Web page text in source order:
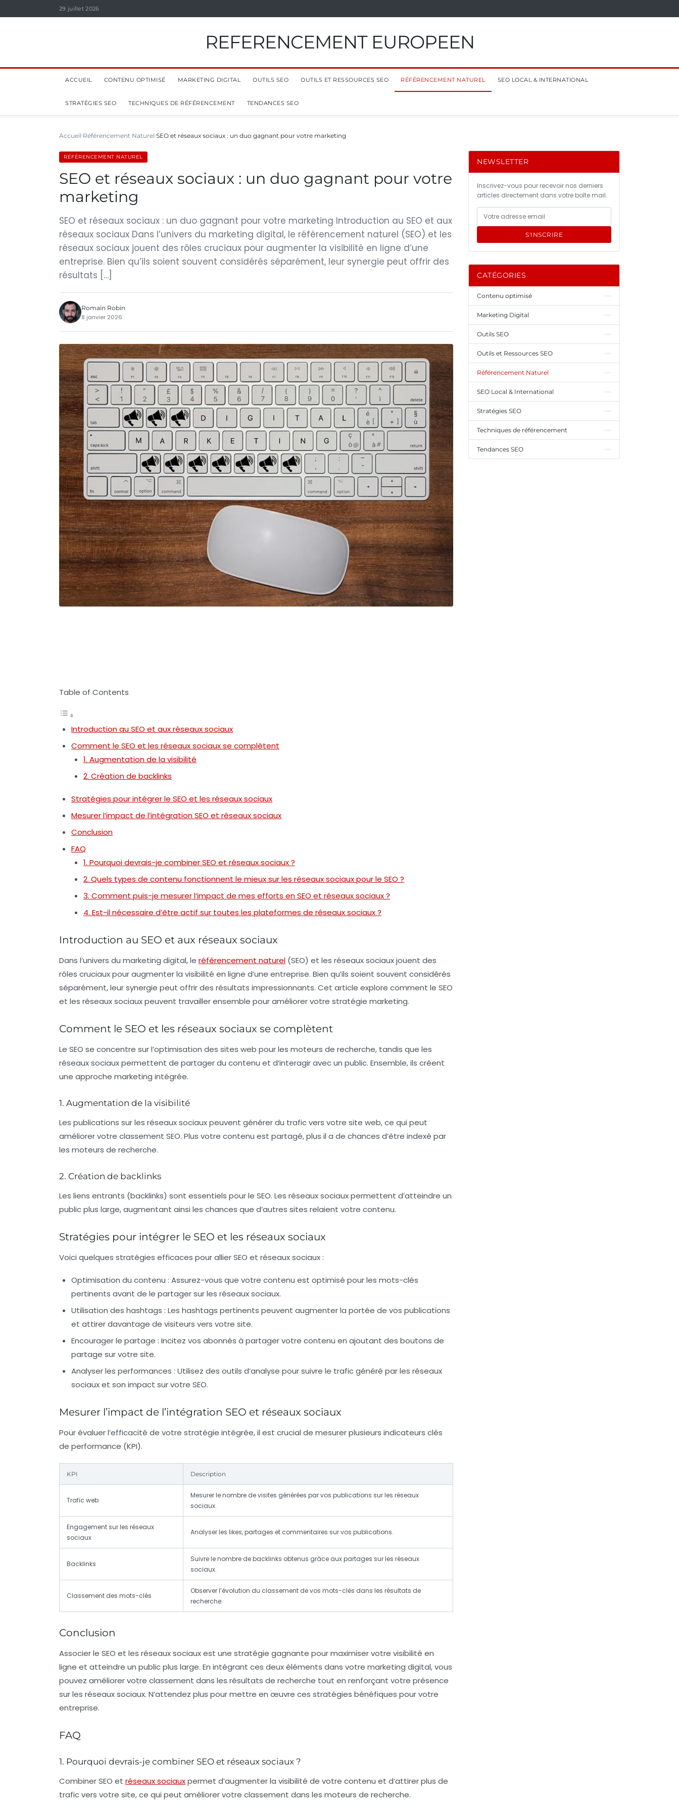
29 juillet 2026
REFERENCEMENT EUROPEEN
ACCUEIL CONTENU OPTIMISÉ MARKETING DIGITAL OUTILS SEO OUTILS ET RESSOURCES SEO RÉFÉRENCEMENT NATUREL SEO LOCAL & INTERNATIONAL
STRATÉGIES SEO TECHNIQUES DE RÉFÉRENCEMENT TENDANCES SEO
Accueil Référencement Naturel SEO et réseaux sociaux : un duo gagnant pour votre marketing
RÉFÉRENCEMENT NATUREL
SEO et réseaux sociaux : un duo gagnant pour votre
marketing
SEO et réseaux sociaux : un duo gagnant pour votre marketing Introduction au SEO et aux
réseaux sociaux Dans l’univers du marketing digital, le référencement naturel (SEO) et les
réseaux sociaux jouent des rôles cruciaux pour augmenter la visibilité en ligne d’une
entreprise. Bien qu’ils soient souvent considérés séparément, leur synergie peut offrir des
résultats […]
Romain Robin
8 janvier 2026
Table of Contents
Introduction au SEO et aux réseaux sociaux
Comment le SEO et les réseaux sociaux se complètent
1. Augmentation de la visibilité
2. Création de backlinks
Stratégies pour intégrer le SEO et les réseaux sociaux
Mesurer l’impact de l’intégration SEO et réseaux sociaux
Conclusion
FAQ
1. Pourquoi devrais-je combiner SEO et réseaux sociaux ?
2. Quels types de contenu fonctionnent le mieux sur les réseaux sociaux pour le SEO ?
3. Comment puis-je mesurer l’impact de mes efforts en SEO et réseaux sociaux ?
4. Est-il nécessaire d’être actif sur toutes les plateformes de réseaux sociaux ?
Introduction au SEO et aux réseaux sociaux
Dans l’univers du marketing digital, le référencement naturel (SEO) et les réseaux sociaux jouent des
rôles cruciaux pour augmenter la visibilité en ligne d’une entreprise. Bien qu’ils soient souvent considérés
séparément, leur synergie peut offrir des résultats impressionnants. Cet article explore comment le SEO
et les réseaux sociaux peuvent travailler ensemble pour améliorer votre stratégie marketing.
Comment le SEO et les réseaux sociaux se complètent
Le SEO se concentre sur l’optimisation des sites web pour les moteurs de recherche, tandis que les
réseaux sociaux permettent de partager du contenu et d’interagir avec un public. Ensemble, ils créent
une approche marketing intégrée.
1. Augmentation de la visibilité
Les publications sur les réseaux sociaux peuvent générer du trafic vers votre site web, ce qui peut
améliorer votre classement SEO. Plus votre contenu est partagé, plus il a de chances d’être indexé par
les moteurs de recherche.
2. Création de backlinks
Les liens entrants (backlinks) sont essentiels pour le SEO. Les réseaux sociaux permettent d’atteindre un
public plus large, augmentant ainsi les chances que d’autres sites relaient votre contenu.
Stratégies pour intégrer le SEO et les réseaux sociaux
Voici quelques stratégies efficaces pour allier SEO et réseaux sociaux :
Optimisation du contenu : Assurez-vous que votre contenu est optimisé pour les mots-clés
pertinents avant de le partager sur les réseaux sociaux.
Utilisation des hashtags : Les hashtags pertinents peuvent augmenter la portée de vos publications
et attirer davantage de visiteurs vers votre site.
Encourager le partage : Incitez vos abonnés à partager votre contenu en ajoutant des boutons de
partage sur votre site.
Analyser les performances : Utilisez des outils d’analyse pour suivre le trafic généré par les réseaux
sociaux et son impact sur votre SEO.
Mesurer l’impact de l’intégration SEO et réseaux sociaux
Pour évaluer l’efficacité de votre stratégie intégrée, il est crucial de mesurer plusieurs indicateurs clés
de performance (KPI).
KPI Description
Trafic web
Mesurer le nombre de visites générées par vos publications sur les réseaux
sociaux.
Engagement sur les réseaux
sociaux
Analyser les likes, partages et commentaires sur vos publications.
Backlinks
Suivre le nombre de backlinks obtenus grâce aux partages sur les réseaux
sociaux.
Classement des mots-clés
Observer l’évolution du classement de vos mots-clés dans les résultats de
recherche.
Conclusion
Associer le SEO et les réseaux sociaux est une stratégie gagnante pour maximiser votre visibilité en
ligne et atteindre un public plus large. En intégrant ces deux éléments dans votre marketing digital, vous
pouvez améliorer votre classement dans les résultats de recherche tout en renforçant votre présence
sur les réseaux sociaux. N’attendez plus pour mettre en œuvre ces stratégies bénéfiques pour votre
entreprise.
FAQ
1. Pourquoi devrais-je combiner SEO et réseaux sociaux ?
Combiner SEO et réseaux sociauxpermet d’augmenter la visibilité de votre contenu et d’attirer plus de
trafic vers votre site, ce qui peut améliorer votre classement dans les moteurs de recherche.
NEWSLETTER
Inscrivez-vous pour recevoir nos derniers
articles directement dans votre boîte mail.
S'INSCRIRE
CATÉGORIES
Contenu optimisé
Marketing Digital
Outils SEO
Outils et Ressources SEO
Référencement Naturel
SEO Local & International
Stratégies SEO
Techniques de référencement
Tendances SEO